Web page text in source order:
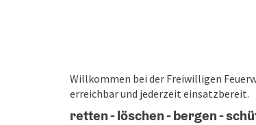
Willkommen bei der Freiwilligen
erreichbar und jederzeit einsatzbereit.
retten - löschen - bergen -